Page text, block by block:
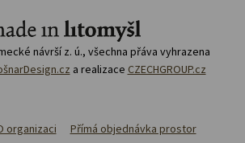
návrší z. ú., všechna přáva vyhrazena
a realizace CZECHGROUP.cz
organizaci
Přímá objednávka prostor